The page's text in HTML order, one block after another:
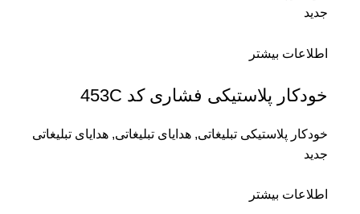
جدید
اطلاعات بیشتر
خودکار پلاستیکی فشاری کد 453C
خودکار پلاستیکی تبلیغاتی, هدایای تبلیغاتی, هدایای تبلیغاتی
جدید
اطلاعات بیشتر